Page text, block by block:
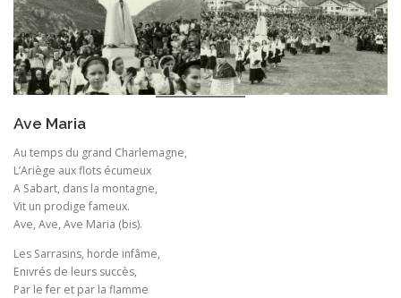
Ave Maria
Au temps du grand Charlemagne,
L’Ariège aux flots écumeux
A Sabart, dans la montagne,
Vit un prodige fameux.
Ave, Ave, Ave Maria (bis).
Les Sarrasins, horde infâme,
Enivrés de leurs succès,
Par le fer et par la flamme